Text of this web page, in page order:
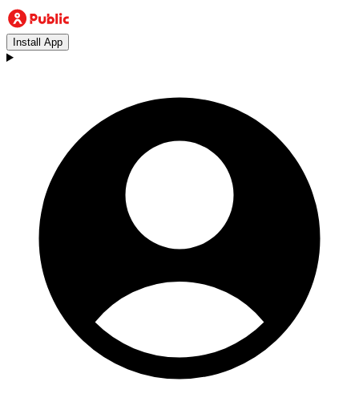
Install App